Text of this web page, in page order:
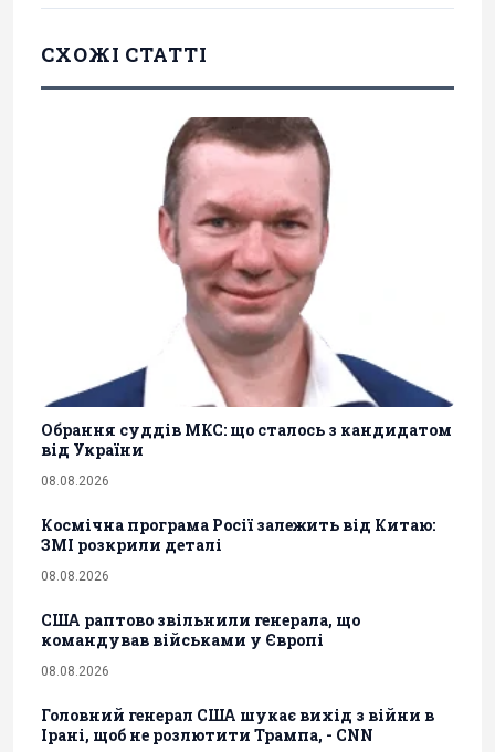
СХОЖІ СТАТТІ
Обрання суддів МКС: що сталось з кандидатом
від України
08.08.2026
Космічна програма Росії залежить від Китаю:
ЗМІ розкрили деталі
08.08.2026
США раптово звільнили генерала, що
командував військами у Європі
08.08.2026
Головний генерал США шукає вихід з війни в
Ірані, щоб не розлютити Трампа, - CNN